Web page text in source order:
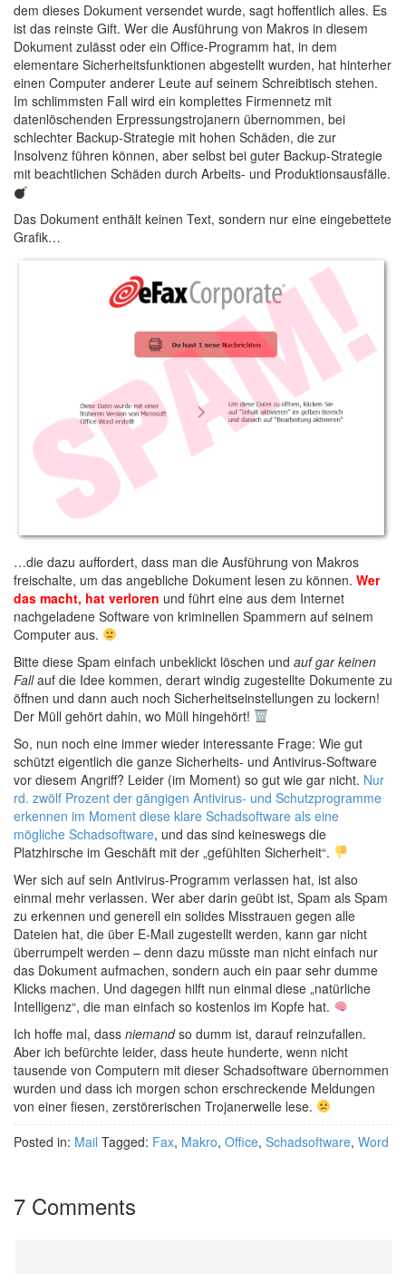
dem dieses Dokument versendet wurde, sagt hoffentlich alles. Es
ist das reinste Gift. Wer die Ausführung von Makros in diesem
Dokument zulässt oder ein Office-Programm hat, in dem
elementare Sicherheitsfunktionen abgestellt wurden, hat hinterher
einen Computer anderer Leute auf seinem Schreibtisch stehen.
Im schlimmsten Fall wird ein komplettes Firmennetz mit
datenlöschenden Erpressungstrojanern übernommen, bei
schlechter Backup-Strategie mit hohen Schäden, die zur
Insolvenz führen können, aber selbst bei guter Backup-Strategie
mit beachtlichen Schäden durch Arbeits- und Produktionsausfälle.
Das Dokument enthält keinen Text, sondern nur eine eingebettete
Grafik…
…die dazu auffordert, dass man die Ausführung von Makros
freischalte, um das angebliche Dokument lesen zu können. Wer
das macht, hat verloren und führt eine aus dem Internet
nachgeladene Software von kriminellen Spammern auf seinem
Computer aus.
Bitte diese Spam einfach unbeklickt löschen und auf gar keinen
Fallauf die Idee kommen, derart windig zugestellte Dokumente zu
öffnen und dann auch noch Sicherheitseinstellungen zu lockern!
Der Müll gehört dahin, wo Müll hingehört!
So, nun noch eine immer wieder interessante Frage: Wie gut
schützt eigentlich die ganze Sicherheits- und Antivirus-Software
vor diesem Angriff? Leider (im Moment) so gut wie gar nicht. Nur
rd. zwölf Prozent der gängigen Antivirus- und Schutzprogramme
erkennen im Moment diese klare Schadsoftware als eine
mögliche Schadsoftware, und das sind keineswegs die
Platzhirsche im Geschäft mit der „gefühlten Sicherheit“.
Wer sich auf sein Antivirus-Programm verlassen hat, ist also
einmal mehr verlassen. Wer aber darin geübt ist, Spam als Spam
zu erkennen und generell ein solides Misstrauen gegen alle
Dateien hat, die über E-Mail zugestellt werden, kann gar nicht
überrumpelt werden – denn dazu müsste man nicht einfach nur
das Dokument aufmachen, sondern auch ein paar sehr dumme
Klicks machen. Und dagegen hilft nun einmal diese „natürliche
Intelligenz“, die man einfach so kostenlos im Kopfe hat.
Ich hoffe mal, dass niemandso dumm ist, darauf reinzufallen.
Aber ich befürchte leider, dass heute hunderte, wenn nicht
tausende von Computern mit dieser Schadsoftware übernommen
wurden und dass ich morgen schon erschreckende Meldungen
von einer fiesen, zerstörerischen Trojanerwelle lese.
Posted in: Mail Tagged: Fax, Makro, Office, Schadsoftware, Word
7 Comments